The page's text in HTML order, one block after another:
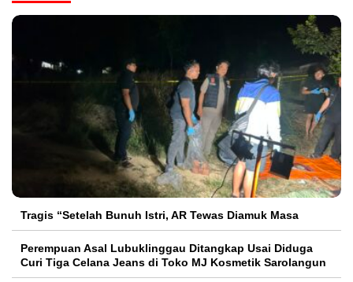
Tragis “Setelah Bunuh Istri, AR Tewas Diamuk Masa
Perempuan Asal Lubuklinggau Ditangkap Usai Diduga
Curi Tiga Celana Jeans di Toko MJ Kosmetik Sarolangun